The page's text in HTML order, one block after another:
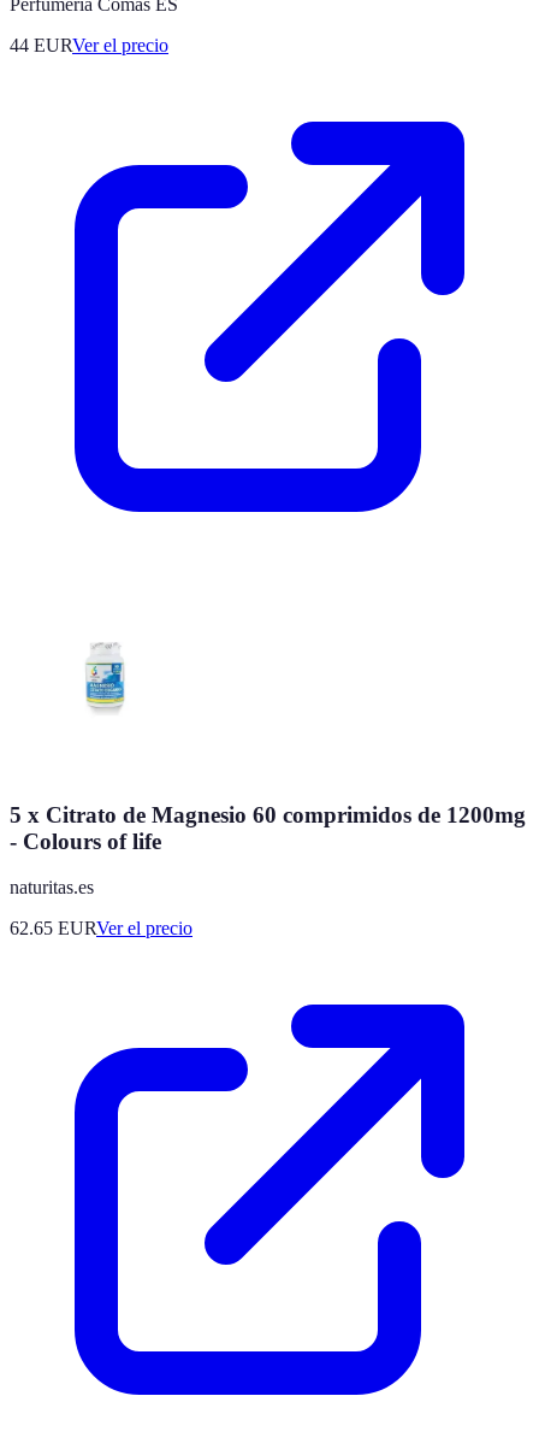
Perfumería Comas ES
44 EURVer el precio
5 x Citrato de Magnesio 60 comprimidos de 1200mg
- Colours of life
naturitas.es
62.65 EURVer el precio